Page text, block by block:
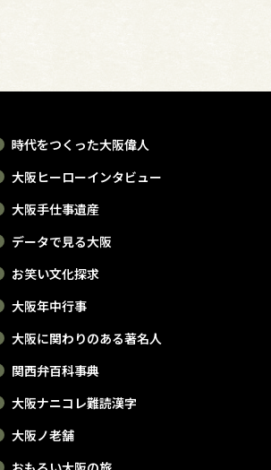
時代をつくった大阪偉人
大阪ヒーローインタビュー
大阪手仕事遺産
データで見る大阪
お笑い文化探求
大阪年中行事
大阪に関わりのある著名人
関西弁百科事典
大阪ナニコレ難読漢字
大阪ノ老舗